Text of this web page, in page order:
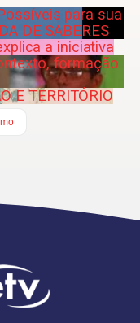
para sua
DE SABERES
a iniciativa
formação
E TERRITÓRIO